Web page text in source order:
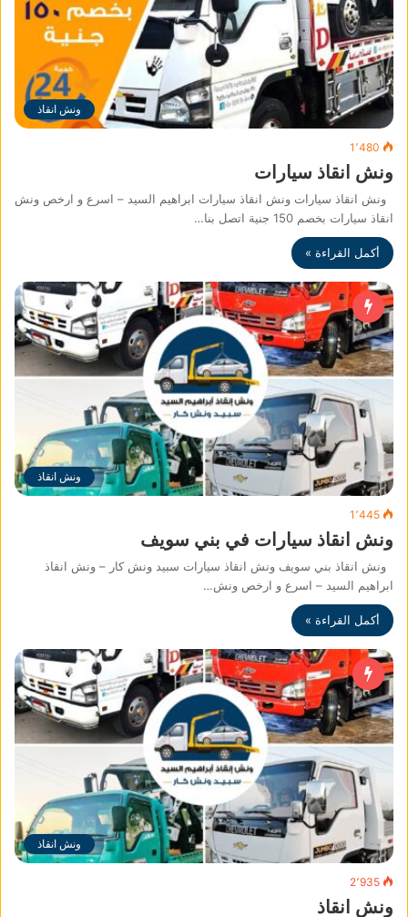
ونش انقاذ
1٬480
ونش انقاذ سيارات
ونش انقاذ سيارات ونش انقاذ سيارات ابراهيم السيد – اسرع و ارخص ونش
انقاذ سيارات بخصم 150 جنية اتصل بنا…
أكمل القراءة »
ونش انقاذ
1٬445
ونش انقاذ سيارات في بني سويف
ونش انقاذ بني سويف ونش انقاذ سيارات سبيد ونش كار – ونش انقاذ
ابراهيم السيد – اسرع و ارخص ونش…
أكمل القراءة »
ونش انقاذ
2٬935
ونش انقاذ